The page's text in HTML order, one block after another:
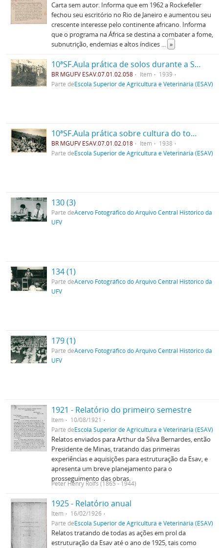
Carta sem autor. Informa que em 1962 a Rockefeller
fechou seu escritório no Rio de Janeiro e aumentou seu
crescente interesse pelo continente africano. Informa
que o programa na África se destina a combater a fome,
subnutrição, endemias e altos índices ... »
10ªSF.Aula prática de solos durante a Semana do Fazendeiro
BR MGUFV ESAV.07.01.02.058 Item
1939
Parte deEscola Superior de Agricultura e Veterinária (ESAV)
10ªSF.Aula prática sobre cultura do tomate
BR MGUFV ESAV.07.01.02.018 Item
1938
Parte deEscola Superior de Agricultura e Veterinária (ESAV)
130 (3)
Parte deAcervo Fotográfico do Arquivo Central Histórico da
UFV
134 (1)
Parte deAcervo Fotográfico do Arquivo Central Histórico da
UFV
179 (1)
Parte deAcervo Fotográfico do Arquivo Central Histórico da
UFV
1921 - Relatório do primeiro semestre
Item
10/08/1921
Parte deEscola Superior de Agricultura e Veterinária (ESAV)
Relatos enviados para Arthur da Silva Bernardes, então
Presidente de Minas, tratando das primeiras
experiências e aquisições para estruturação da Esav, e
apresenta um breve planejamento para o
prosseguimento das obras.
Peter Henry Rolfs (1865 - 1944)
1925 - Relatório anual
Item
16/02/1926
Parte deEscola Superior de Agricultura e Veterinária (ESAV)
Relatos tratando de todas as ações em prol da
estruturação da Esav até o ano de 1925, tais como